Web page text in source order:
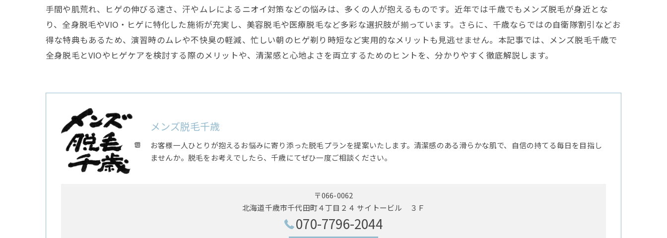
手間や肌荒れ、ヒゲの伸びる速さ、汗やムレによるニオイ対策などの悩みは、多くの人が抱えるものです。近年では千歳でもメンズ脱毛が身近とな
り、全身脱毛やVIO・ヒゲに特化した施術が充実し、美容脱毛や医療脱毛など多彩な選択肢が揃っています。さらに、千歳ならではの自衛隊割引などお
得な特典もあるため、演習時のムレや不快臭の軽減、忙しい朝のヒゲ剃り時短など実用的なメリットも見逃せません。本記事では、メンズ脱毛千歳で
全身脱毛とVIOやヒゲケアを検討する際のメリットや、清潔感と心地よさを両立するためのヒントを、分かりやすく徹底解説します。
メンズ脱毛千歳
お客様一人ひとりが抱えるお悩みに寄り添った脱毛プランを提案いたします。清潔感のある滑らかな肌で、自信の持てる毎日を目指し
ませんか。脱毛をお考えでしたら、千歳にてぜひ一度ご相談ください。
〒066-0062
北海道千歳市千代田町４丁目２４ サイトービル ３Ｆ
070-7796-2044